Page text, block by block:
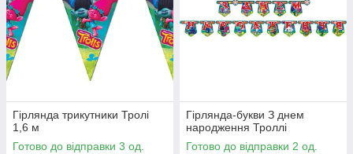
Гірлянда трикутники Тролі
1,6 м
Готово до відправки 3 од.
Гірлянда-букви З днем
народження Троллі
Готово до відправки 2 од.